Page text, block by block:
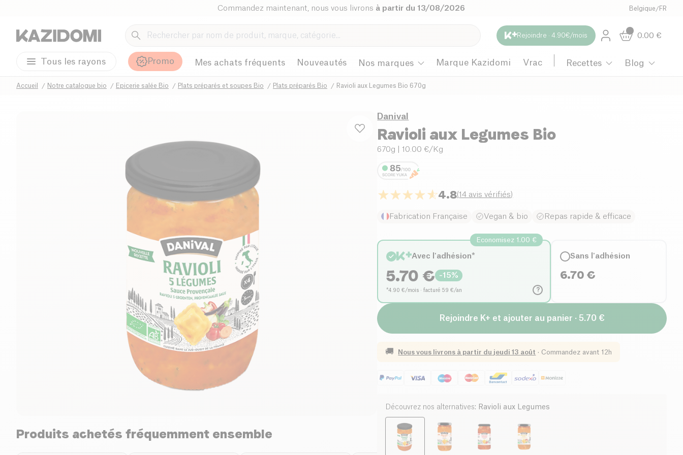
Commandez maintenant, nous vous livrons à partir du 13/08/2026 Belgique /FR
Rejoindre · 4.90€/mois 0.00 €
Tous les rayons Promo Mes achats fréquents Nouveautés Nos marques Marque Kazidomi Vrac Recettes Blog
Accueil Notre catalogue bio Epicerie salée Bio Plats préparés et soupes Bio Plats préparés Bio Ravioli aux Legumes Bio 670g
Produits achetés fréquemment ensemble
Danival
Ravioli aux Legumes Bio
670g | 10.00 €/Kg
4.8(14 avis vérifiés)
Fabrication Française Vegan & bio Repas rapide & efficace
?
Economisez 1.00 €
Avec l'adhésion*
5.70 € -15%
*4.90 €/mois · facturé 59 €/an
Sans l'adhésion
6.70 €
Rejoindre K+ et ajouter au panier · 5.70 €
🚚 Nous vous livrons à partir du jeudi 13 août · Commandez avant 12h
Découvrez nos alternatives: Ravioli aux Legumes